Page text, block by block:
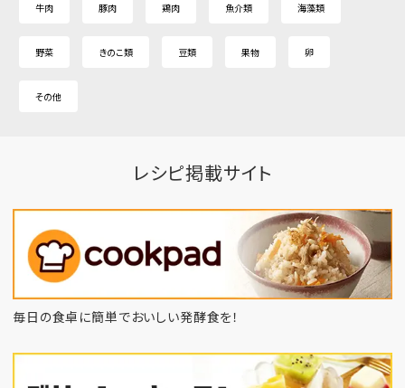
牛肉 豚肉 鶏肉 魚介類 海藻類
野菜 きのこ類 豆類 果物 卵
その他
レシピ掲載サイト
毎日の食卓に簡単でおいしい発酵食を！